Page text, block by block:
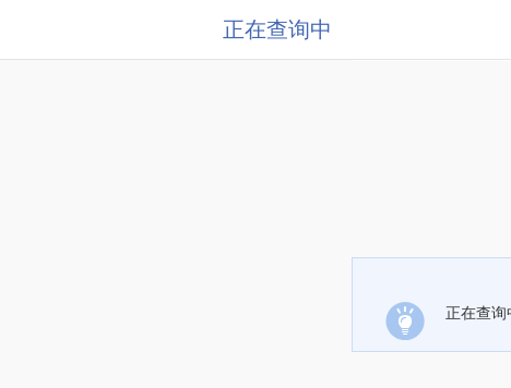
正在查询中
正在查询